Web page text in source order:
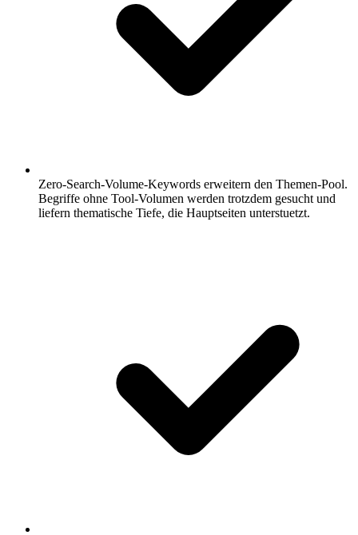
Zero-Search-Volume-Keywords erweitern den Themen-Pool.
Begriffe ohne Tool-Volumen werden trotzdem gesucht und
liefern thematische Tiefe, die Hauptseiten unterstuetzt.